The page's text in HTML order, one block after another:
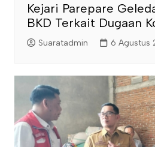
Kejari Parepare
BKD Terkait Dugaan
Suaratadmin 6 Agustus